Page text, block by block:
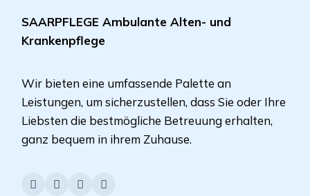
SAARPFLEGE Ambulante Alten- und
Krankenpflege
Wir bieten eine umfassende Palette an
Leistungen, um sicherzustellen, dass Sie oder Ihre
Liebsten die bestmögliche Betreuung erhalten,
ganz bequem in ihrem Zuhause.